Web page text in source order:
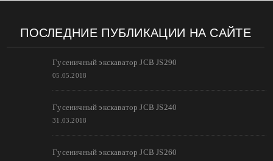
ПОСЛЕДНИЕ ПУБЛИКАЦИИ НА САЙТЕ
Гусеничный экскаватор JCB JS290
05.05.2018
Гусеничный экскаватор JCB JS240
31.03.2018
Гусеничный экскаватор JCB JS260